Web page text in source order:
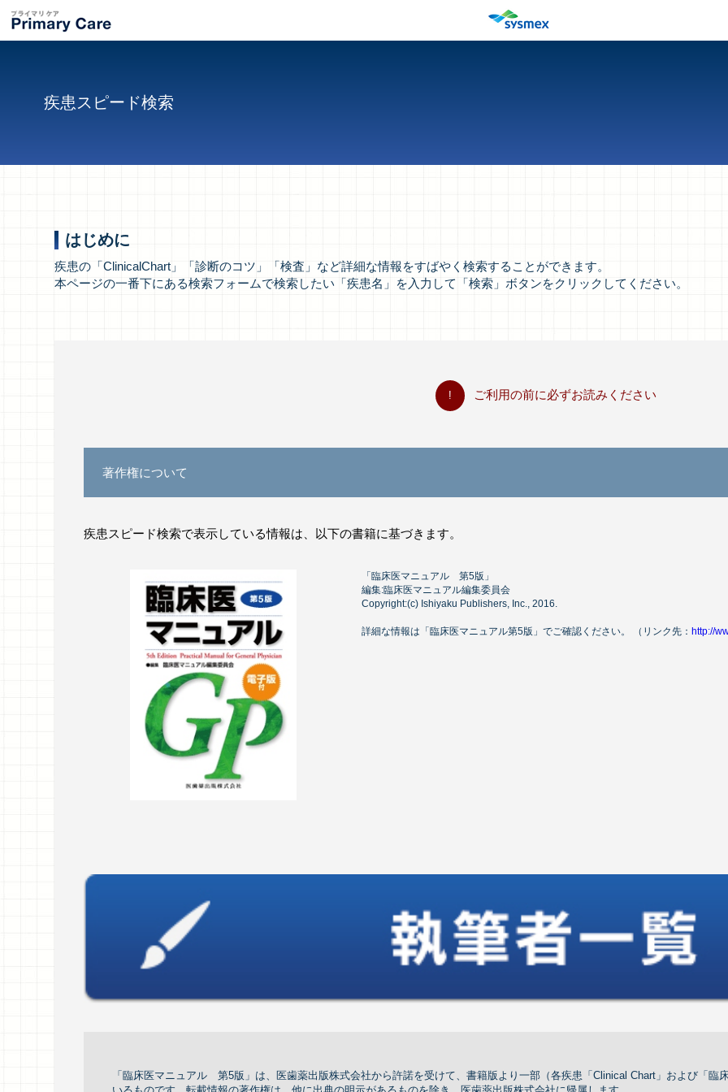
疾患スピード検索
はじめに
疾患の「ClinicalChart」「診断のコツ」「検査」など詳細な情報をすばやく検索することができます。
本ページの一番下にある検索フォームで検索したい「疾患名」を入力して「検索」ボタンをクリックしてください。
ご利用の前に必ずお読みください
著作権について
疾患スピード検索で表示している情報は、以下の書籍に基づきます。
「臨床医マニュアル 第5版」
編集:臨床医マニュアル編集委員会
Copyright:(c) Ishiyaku Publishers, Inc., 2016.
詳細な情報は「臨床医マニュアル第5版」でご確認ください。 （リンク先： http://
「臨床医マニュアル 第5版」は、医歯薬出版株式会社から許諾を受けて、書籍版より一部（各疾患「Clinical Chart」および「臨